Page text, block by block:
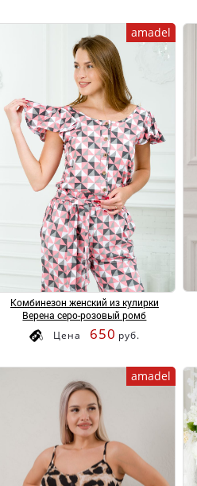
amadel
Комбинезон женский из кулирки
Верена серо-розовый ромб
Цена 650 руб.
amadel